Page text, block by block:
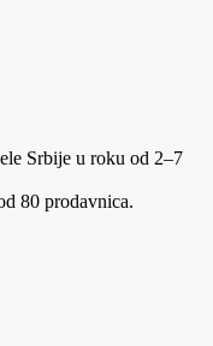
Srbije u roku od 2–7
80 prodavnica.